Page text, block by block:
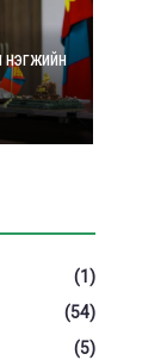
НЭГЖИЙН
(1)
(54)
(5)